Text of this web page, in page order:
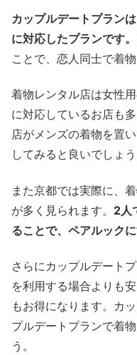
カップルデートプラン
に対応したプランです。
ことで、恋人同士で着
着物レンタル店は女性
に対応しているお店も
店がメンズの着物を置
してみると良いでしょう
また京都では実際に、
が多く見られます。 2人
ることで、ペアルック
さらにカップルデート
を利用する場合よりも
もお得になります。カ
プルデートプランで着
う。